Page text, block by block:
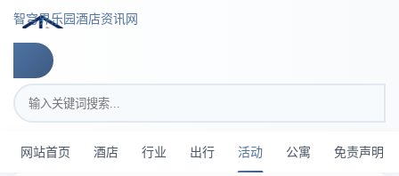
智穹界乐园酒店资讯网
搜索关键词
网站首页 酒店 行业 出行 活动 公寓 免责声明